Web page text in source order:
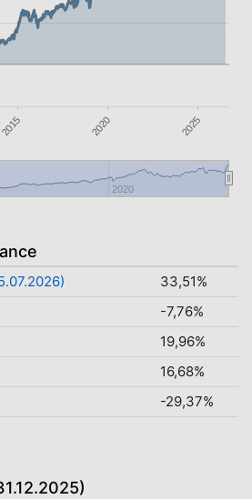
2015 2020 2025
2020
33,51%
-7,76%
19,96%
16,68%
-29,37%